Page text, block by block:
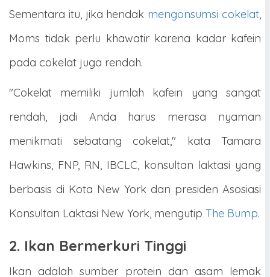
Sementara itu, jika hendak mengonsumsi cokelat,
Moms tidak perlu khawatir karena kadar kafein
pada cokelat juga rendah.
"Cokelat memiliki jumlah kafein yang sangat
rendah, jadi Anda harus merasa nyaman
menikmati sebatang cokelat," kata Tamara
Hawkins, FNP, RN, IBCLC, konsultan laktasi yang
berbasis di Kota New York dan presiden Asosiasi
Konsultan Laktasi New York, mengutip The Bump.
2. Ikan Bermerkuri Tinggi
Ikan adalah sumber protein dan asam lemak